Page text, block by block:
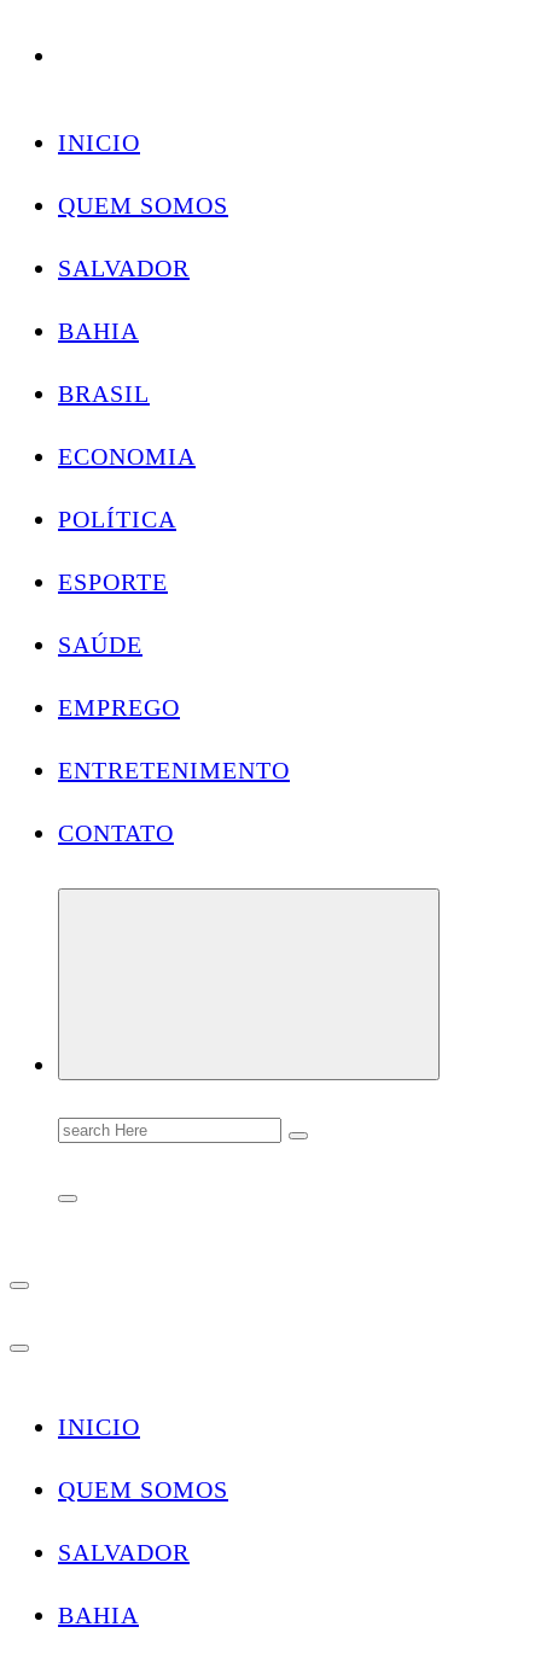
Skip
INICIO
QUEM SOMOS
SALVADOR
BAHIA
BRASIL
ECONOMIA
POLÍTICA
ESPORTE
SAÚDE
EMPREGO
ENTRETENIMENTO
CONTATO
Search
for:
INICIO
QUEM SOMOS
SALVADOR
BAHIA